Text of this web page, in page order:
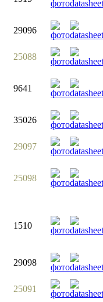
29096
25088
9641
35026
29097
25098
1510
29098
25091